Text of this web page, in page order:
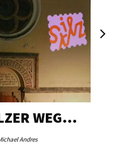
WEG…
Andres